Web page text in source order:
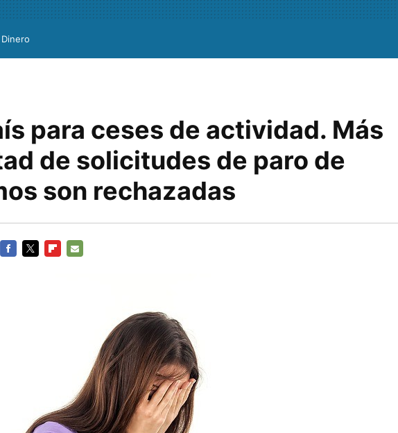
Dinero
para ceses de actividad. Más
de solicitudes de paro de
son rechazadas